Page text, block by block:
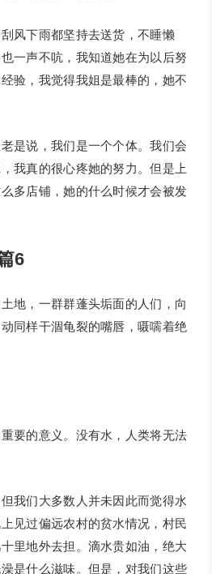
下雨都坚持去送货，不睡懒
一声不吭，我知道她在为以后努
验，我觉得我姐是最棒的，她不
说，我们是一个个体。我们会
我真的很心疼她的努力。但是上
多店铺，她的什么时候才会被发
6
，一群群蓬头垢面的人们，向
同样干涸龟裂的嘴唇，嗫嚅着绝
的意义。没有水，人类将无法
们大多数人并未因此而觉得水
见过偏远农村的贫水情况，村民
里地外去担。滴水贵如油，绝大
是什么滋味。但是，对我们这些